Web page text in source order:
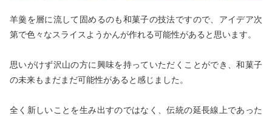
羊羹を層に流して固めるのも和菓子の技法ですので、アイデア次
第で色々なスライスようかんが作れる可能性があると思います。
思いがけず沢山の方に興味を持っていただくことができ、和菓子
の未来もまだまだ可能性があると感じました。
全く新しいことを生み出すのではなく、伝統の延長線上であった